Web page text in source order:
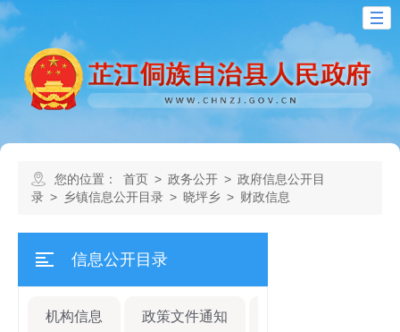
您的位置： 首页 > 政务公开 > 政府信息公开目
录 > 乡镇信息公开目录 > 晓坪乡 > 财政信息
信息公开目录
机构信息 政策文件通知